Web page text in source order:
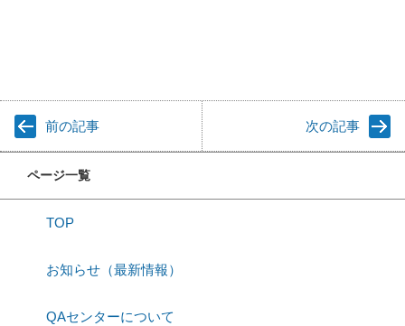
前の記事 次の記事
ページ一覧
TOP
お知らせ（最新情報）
QAセンターについて